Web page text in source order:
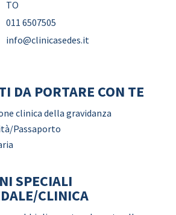
TO
011 6507505
info@clinicasedes.it
DA PORTARE CON TE
clinica della gravidanza
Passaporto
SPECIALI
CLINICA